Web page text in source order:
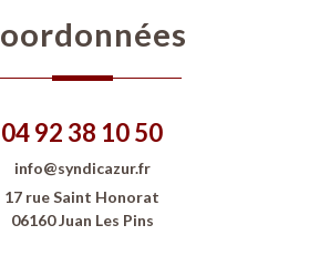
Coordonnées
04 92 38 10 50
info@syndicazur.fr
17 rue Saint Honorat
06160 Juan Les Pins